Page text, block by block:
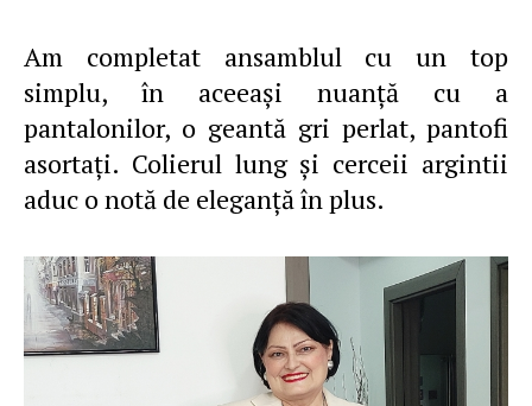
Am completat ansamblul cu un top
simplu, în aceeaşi nuanţă cu a
pantalonilor, o geantă gri perlat, pantofi
asortaţi. Colierul lung şi cerceii argintii
aduc o notă de eleganţă în plus.